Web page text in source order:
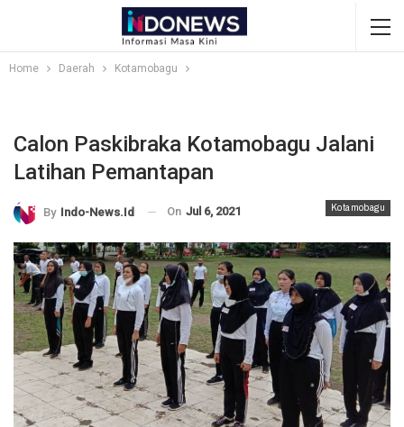
Home Daerah Kotamobagu
Calon Paskibraka Kotamobagu Jalani
Latihan Pemantapan
Kotamobagu
By Indo-News.id On Jul 6, 2021